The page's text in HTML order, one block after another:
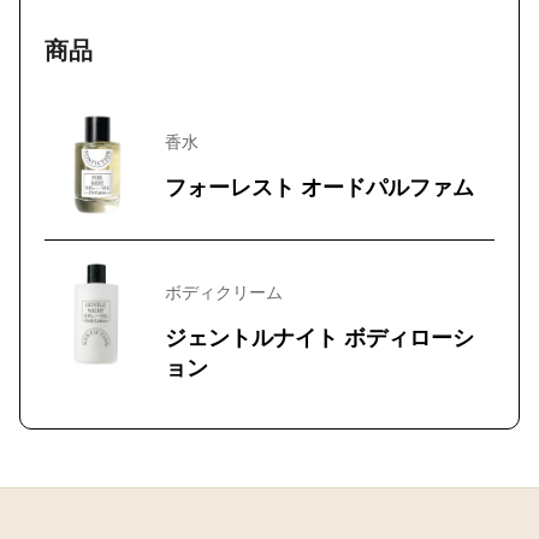
商品
香水
フォーレスト オードパルファム
ボディクリーム
ジェントルナイト ボディローシ
ョン